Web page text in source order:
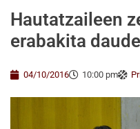
Hautatzaileen
erabakita daude
04/10/2016 10:00 pm